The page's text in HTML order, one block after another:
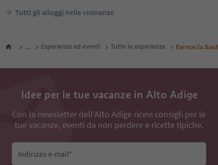
Tutti gli alloggi nelle vicinanze
... Esperienze ed eventi Tutte le esperienze Farmacia
Idee per le tue vacanze in Alto Adige
Con la newsletter dell’Alto Adige ricevi consigli per le
tue vacanze, eventi da non perdere e ricette tipiche.
Indirizzo e-mail*